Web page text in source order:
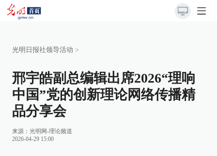
光明日报社领导活动 >
邢宇皓副总编辑出席2026“理响
中国”党的创新理论网络传播精
品分享会
来源： 光明网-理论频道
2026-04-29 15:00